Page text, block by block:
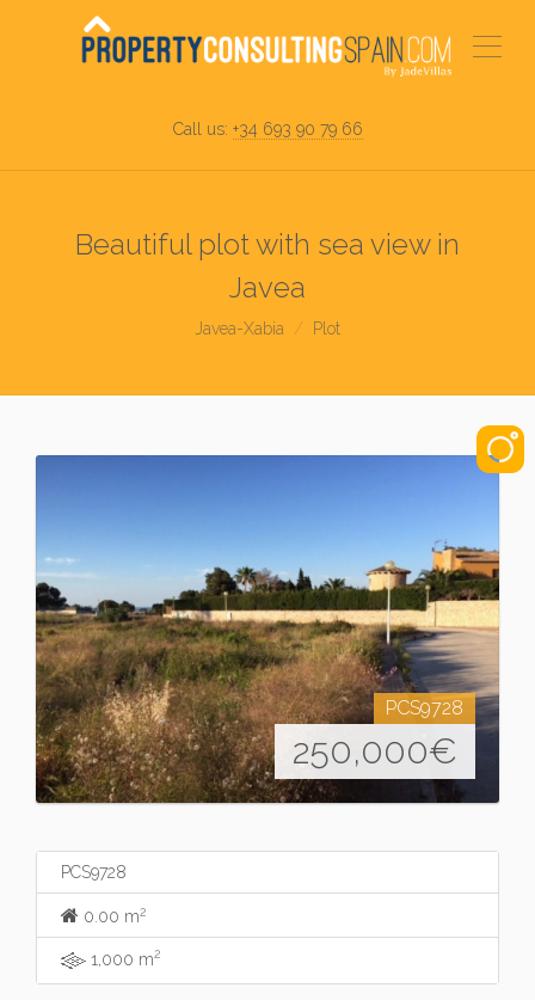
Call us: +34 693 90 79 66
Beautiful plot with sea view in
Javea
Javea-Xabia Plot
PCS9728
250,000€
PCS9728
0.00 m2
1,000 m2